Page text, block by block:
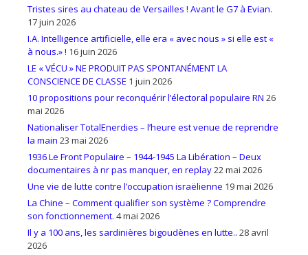
Tristes sires au chateau de Versailles ! Avant le G7 à Evian.
17 juin 2026
I.A. Intelligence artificielle, elle era « avec nous » si elle est «
à nous.» ! 16 juin 2026
LE « VÉCU » NE PRODUIT PAS SPONTANÉMENT LA
CONSCIENCE DE CLASSE 1 juin 2026
10 propositions pour reconquérir l’électoral populaire RN 26
mai 2026
Nationaliser TotalEnerdies – l’heure est venue de reprendre
la main 23 mai 2026
1936 Le Front Populaire – 1944-1945 La Libération – Deux
documentaires à nr pas manquer, en replay22 mai 2026
Une vie de lutte contre l’occupation israëlienne 19 mai 2026
La Chine – Comment qualifier son système ? Comprendre
son fonctionnement. 4 mai 2026
Il y a 100 ans, les sardinières bigoudènes en lutte.. 28 avril
2026